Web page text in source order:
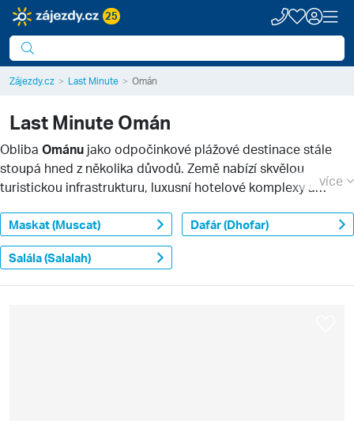
25
Zájezdy.cz Last Minute Omán
Last MinuteOmán
Obliba Ománu jako odpočinkové plážové destinace stále
stoupá hned z několika důvodů. Země nabízí skvělou
turistickou infrastrukturu, luxusní hotelové komplexy a
na plážovém lehátku. Pokud se rádi rozhodujete na poslední
chvíli,Last Minute v Ománuje perfektní volbou, protože si
kdykoliv v roce můžete být jistí teplým a slunným počasím.
více
Maskat (Muscat) Dafár (Dhofar)
Salála (Salalah)